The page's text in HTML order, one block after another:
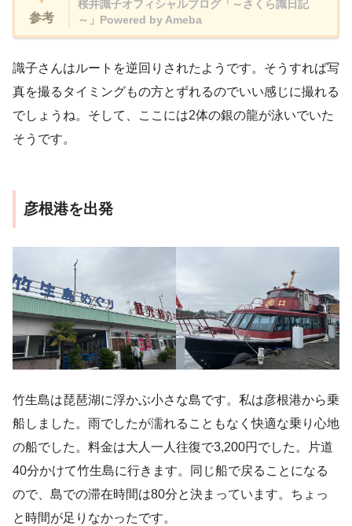
参考
桜井識子オフィシャルブログ「～さくら識日記
～」Powered by Ameba
識子さんはルートを逆回りされたようです。そうすれば写
真を撮るタイミングもの方とずれるのでいい感じに撮れる
でしょうね。そして、ここには2体の銀の龍が泳いでいた
そうです。
彦根港を出発
竹生島は琵琶湖に浮かぶ小さな島です。私は彦根港から乗
船しました。雨でしたが濡れることもなく快適な乗り心地
の船でした。料金は大人一人往復で3,200円でした。片道
40分かけて竹生島に行きます。同じ船で戻ることになる
ので、島での滞在時間は80分と決まっています。ちょっ
と時間が足りなかったです。